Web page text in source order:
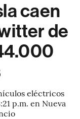
caen
de
eléctricos
p.m. en Nueva